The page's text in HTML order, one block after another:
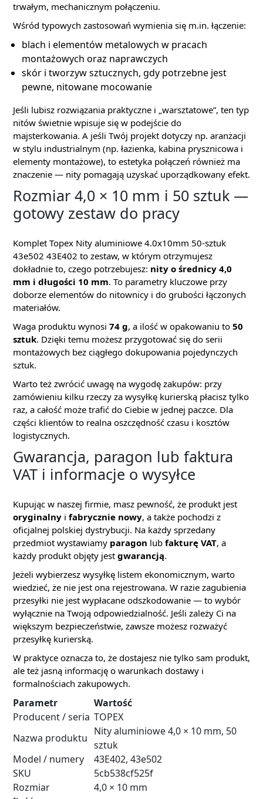
trwałym, mechanicznym połączeniu.
Wśród typowych zastosowań wymienia się m.in. łączenie:
blach i elementów metalowych w pracach
montażowych oraz naprawczych
skór i tworzyw sztucznych, gdy potrzebne jest
pewne, nitowane mocowanie
Jeśli lubisz rozwiązania praktyczne i „warsztatowe”, ten typ
nitów świetnie wpisuje się w podejście do
majsterkowania. A jeśli Twój projekt dotyczy np. aranżacji
w stylu industrialnym (np. łazienka, kabina prysznicowa i
elementy montażowe), to estetyka połączeń również ma
znaczenie — nity pomagają uzyskać uporządkowany efekt.
Rozmiar 4,0 × 10 mm i 50 sztuk —
gotowy zestaw do pracy
Komplet Topex Nity aluminiowe 4.0x10mm 50-sztuk
43e502 43E402 to zestaw, w którym otrzymujesz
dokładnie to, czego potrzebujesz: nity o średnicy 4,0
mm i długości 10 mm. To parametry kluczowe przy
doborze elementów do nitownicy i do grubości łączonych
materiałów.
Waga produktu wynosi 74 g, a ilość w opakowaniu to 50
sztuk. Dzięki temu możesz przygotować się do serii
montażowych bez ciągłego dokupowania pojedynczych
sztuk.
Warto też zwrócić uwagę na wygodę zakupów: przy
zamówieniu kilku rzeczy za wysyłkę kurierską płacisz tylko
raz, a całość może trafić do Ciebie w jednej paczce. Dla
części klientów to realna oszczędność czasu i kosztów
logistycznych.
Gwarancja, paragon lub faktura
VAT i informacje o wysyłce
Kupując w naszej firmie, masz pewność, że produkt jest
oryginalny i fabrycznie nowy, a także pochodzi z
oficjalnej polskiej dystrybucji. Na każdy sprzedany
przedmiot wystawiamy paragon lub fakturę VAT, a
każdy produkt objęty jest gwarancją.
Jeżeli wybierzesz wysyłkę listem ekonomicznym, warto
wiedzieć, że nie jest ona rejestrowana. W razie zagubienia
przesyłki nie jest wypłacane odszkodowanie — to wybór
wyłącznie na Twoją odpowiedzialność. Jeśli zależy Ci na
większym bezpieczeństwie, zawsze możesz rozważyć
przesyłkę kurierską.
W praktyce oznacza to, że dostajesz nie tylko sam produkt,
ale też jasną informację o warunkach dostawy i
formalnościach zakupowych.
Parametr
Wartość
Producent / seria TOPEX
Nazwa produktu
Nity aluminiowe 4,0 × 10 mm, 50
sztuk
Model / numery
43E402, 43e502
SKU
5cb538cf525f
Rozmiar
4,0 × 10 mm